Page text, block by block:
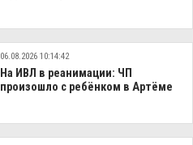
06.08.2026 10:14:42
На ИВЛ в реанимации: ЧП
произошло с ребёнком в Артёме